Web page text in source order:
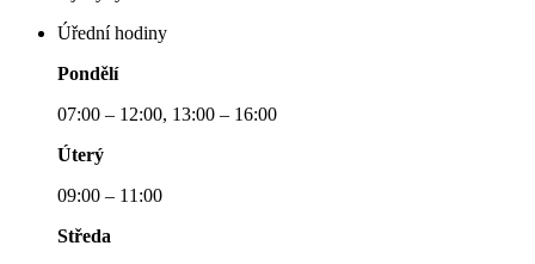
Úřední hodiny
Pondělí
07:00 – 12:00, 13:00 – 16:00
Úterý
09:00 – 11:00
Středa